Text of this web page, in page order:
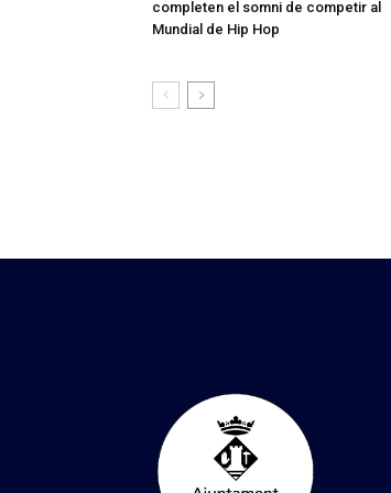
completen el somni de competir al
Mundial de Hip Hop